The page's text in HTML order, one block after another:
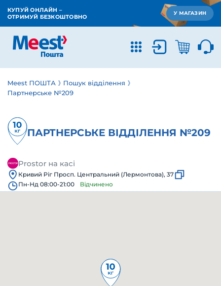
КУПУЙ ОНЛАЙН –
ОТРИМУЙ БЕЗКОШТОВНО
У МАГАЗИН
Meest ПОШТА
Пошук відділення
Партнерське №209
ПАРТНЕРСЬКЕ ВІДДІЛЕННЯ №209
Prostor на касі
Кривий Ріг Просп. Центральний (Лермонтова), 37
Пн-Нд 08:00-21:00
Відчинено